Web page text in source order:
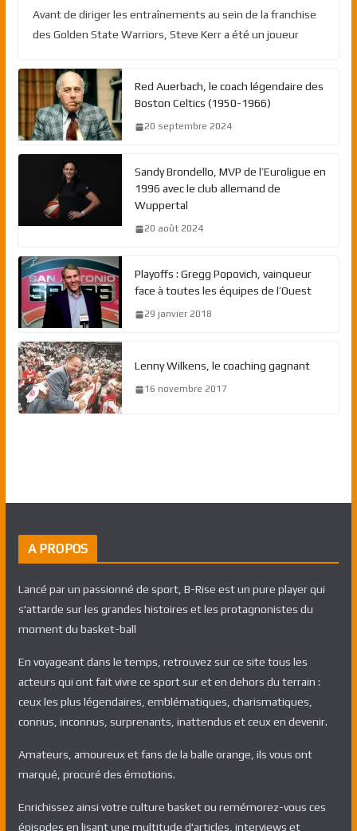
Avant de diriger les entraînements au sein de la franchise
des Golden State Warriors, Steve Kerr a été un joueur
Red Auerbach, le coach légendaire des
Boston Celtics (1950-1966)
20 septembre 2024
Sandy Brondello, MVP de l’Euroligue en
1996 avec le club allemand de
Wuppertal
20 août 2024
Playoffs : Gregg Popovich, vainqueur
face à toutes les équipes de l’Ouest
29 janvier 2018
Lenny Wilkens, le coaching gagnant
16 novembre 2017
A PROPOS
Lancé par un passionné de sport, B-Rise est un pure player qui
s'attarde sur les grandes histoires et les protagnonistes du
moment du basket-ball
En voyageant dans le temps, retrouvez sur ce site tous les
acteurs qui ont fait vivre ce sport sur et en dehors du terrain :
ceux les plus légendaires, emblématiques, charismatiques,
connus, inconnus, surprenants, inattendus et ceux en devenir.
Amateurs, amoureux et fans de la balle orange, ils vous ont
marqué, procuré des émotions.
Enrichissez ainsi votre culture basket ou remémorez-vous ces
épisodes en lisant une multitude d'articles, interviews et